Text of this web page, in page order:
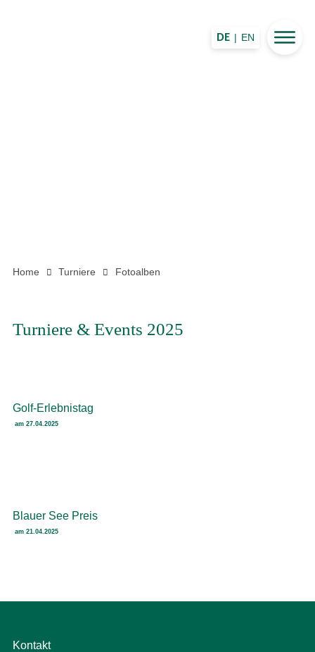
DE | EN
Home Turniere Fotoalben
Turniere & Events 2025
Golf-Erlebnistag
am 27.04.2025
Blauer See Preis
am 21.04.2025
Kontakt